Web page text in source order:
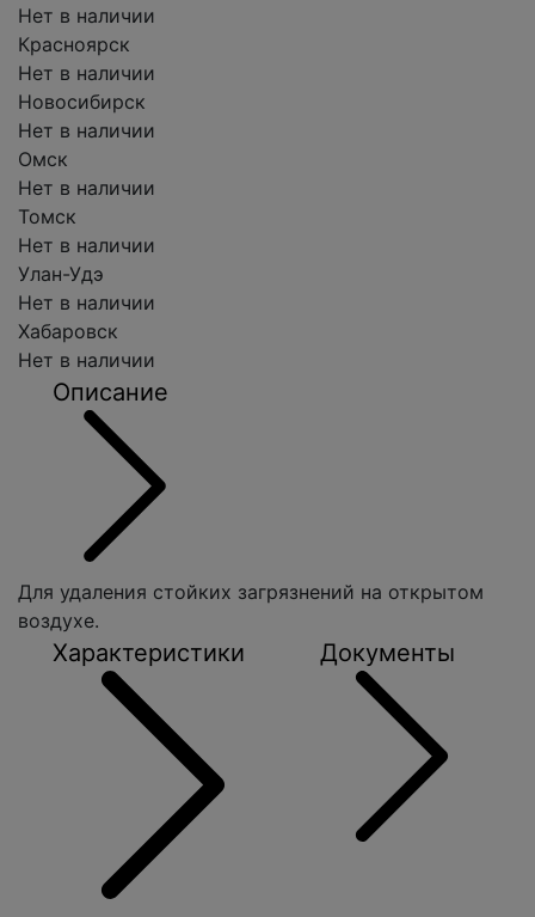
Нет в наличии
Красноярск
Нет в наличии
Новосибирск
Нет в наличии
Омск
Нет в наличии
Томск
Нет в наличии
Улан-Удэ
Нет в наличии
Хабаровск
Нет в наличии
Описание
Для удаления стойких загрязнений на открытом
воздухе.
Характеристики Документы